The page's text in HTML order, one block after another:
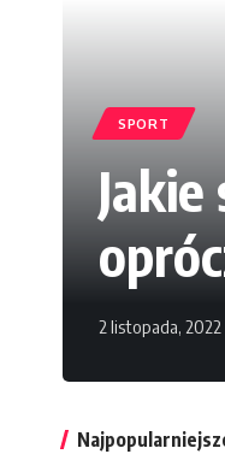
SPORT
2 listopada, 2022